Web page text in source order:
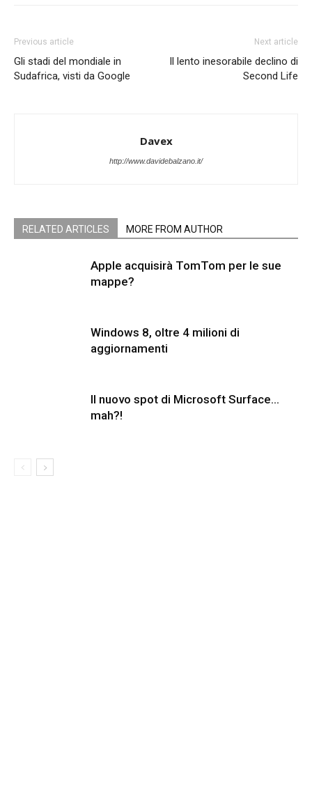
Previous article
Gli stadi del mondiale in
Sudafrica, visti da Google
Next article
Il lento inesorabile declino di
Second Life
Davex
http://www.davidebalzano.it/
RELATED ARTICLES MORE FROM AUTHOR
Apple acquisirà TomTom per le sue
mappe?
Windows 8, oltre 4 milioni di
aggiornamenti
Il nuovo spot di Microsoft Surface…
mah?!